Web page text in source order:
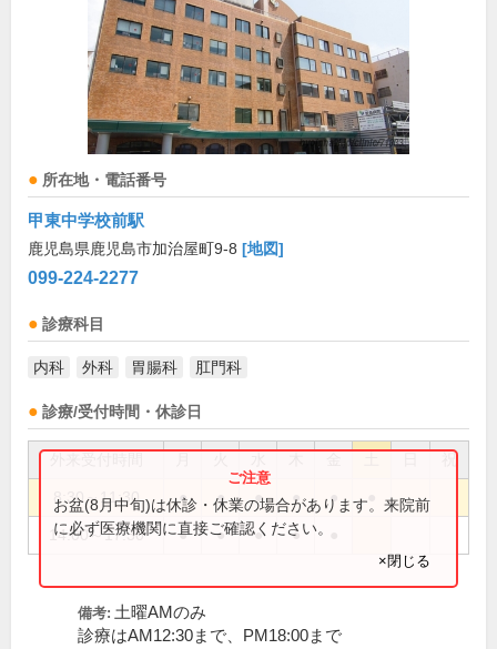
所在地・電話番号
甲東中学校前駅
鹿児島県鹿児島市加治屋町9-8 [地図]
099-224-2277
診療科目
内科 外科 胃腸科 肛門科
診療/受付時間・休診日
祝
8:30～11:30 ● ● ● ● ●
14:00～17:30 ● ● ● ●
お盆(8月中旬)は休診・休業の場合があります。来院前
に必ず医療機関に直接ご確認ください。
×閉じる
備考: 土曜AMのみ
診療はAM12:30まで、PM18:00まで